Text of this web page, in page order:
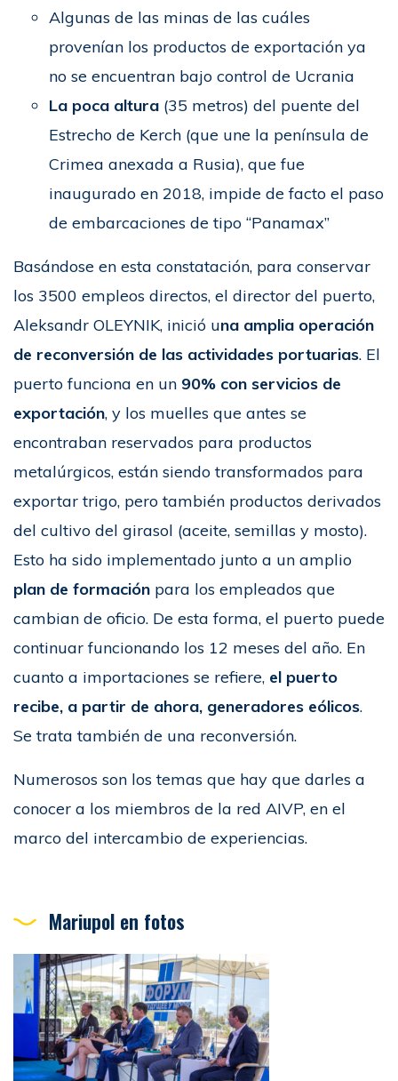
Algunas de las minas de las cuáles
provenían los productos de exportación ya
no se encuentran bajo control de Ucrania
La poca altura (35 metros) del puente del
Estrecho de Kerch (que une la península de
Crimea anexada a Rusia), que fue
inaugurado en 2018, impide de facto el paso
de embarcaciones de tipo “Panamax”
Basándose en esta constatación, para conservar
los 3500 empleos directos, el director del puerto,
Aleksandr OLEYNIK, inició una amplia operación
de reconversión de las actividades portuarias. El
puerto funciona en un 90% con servicios de
exportación, y los muelles que antes se
encontraban reservados para productos
metalúrgicos, están siendo transformados para
exportar trigo, pero también productos derivados
del cultivo del girasol (aceite, semillas y mosto).
Esto ha sido implementado junto a un amplio
plan de formación para los empleados que
cambian de oficio. De esta forma, el puerto puede
continuar funcionando los 12 meses del año. En
cuanto a importaciones se refiere, el puerto
recibe, a partir de ahora, generadores eólicos.
Se trata también de una reconversión.
Numerosos son los temas que hay que darles a
conocer a los miembros de la red AIVP, en el
marco del intercambio de experiencias.
Mariupol en fotos